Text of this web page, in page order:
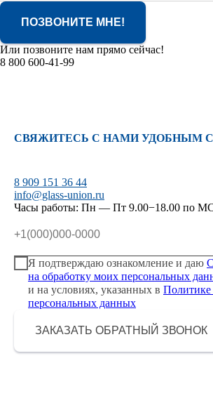
ПОЗВОНИТЕ МНЕ!
Или позвоните нам прямо сейчас!
8 800 600-41-99
СВЯЖИТЕСЬ С НАМИ УДОБНЫМ
8 909 151 36 44
info@glass-union.ru
Часы работы: Пн — Пт 9.00−18.00 по
Я подтверждаю ознакомление и даю
на обработку моих персональных
и на условиях, указанных в Политике
персональных данных
ЗАКАЗАТЬ ОБРАТНЫЙ ЗВОНОК